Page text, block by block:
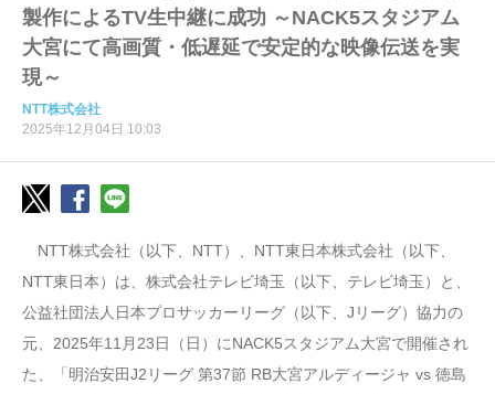
製作によるTV生中継に成功 ～NACK5スタジアム
大宮にて高画質・低遅延で安定的な映像伝送を実
現～
NTT株式会社
2025年12月04日 10:03
NTT株式会社（以下、NTT）、NTT東日本株式会社（以下、
NTT東日本）は、株式会社テレビ埼玉（以下、テレビ埼玉）と、
公益社団法人日本プロサッカーリーグ（以下、Jリーグ）協力の
元、2025年11月23日（日）にNACK5スタジアム大宮で開催され
た、「明治安田J2リーグ 第37節 RB大宮アルディージャ vs 徳島